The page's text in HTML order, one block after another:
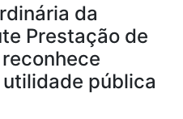
da
Prestação de
pública